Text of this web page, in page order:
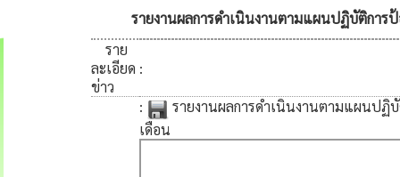
รายงานผลการดำเนินงานตามแผนปฏิบัติการ
ราย
ละเอียด
ข่าว
:
:
รายงานผลการดำเนินงานตามแผนปฏิ
เดือน